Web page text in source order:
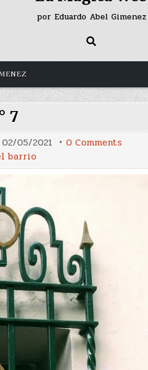
por Eduardo Abel Gimenez
7
02/05/2021 0 Commentson
7
barrio